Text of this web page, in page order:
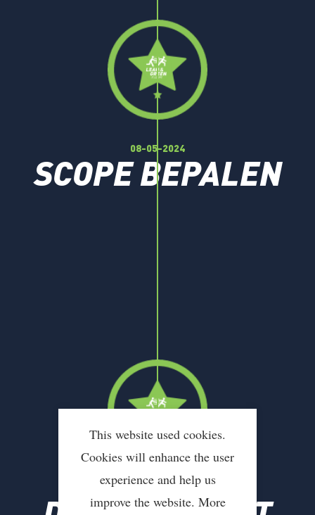
08-05-2024
SCOPE BEPALEN
22-05-2024
This website used cookies.
Cookies will enhance the user
experience and help us
improve the website. More